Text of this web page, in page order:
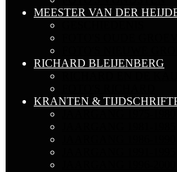
MEESTER VAN DER
RICHARD BLEIJENBERG
KRANTEN &